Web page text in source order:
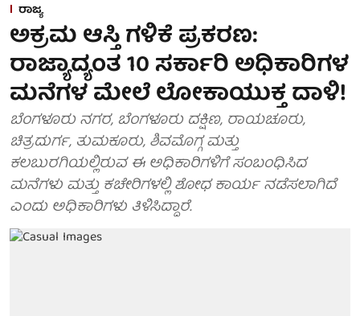
ರಾಜ್ಯ
ಅಕ್ರಮ ಆಸ್ತಿ ಗಳಿಕೆ ಪ್ರಕರಣ:
ರಾಜ್ಯಾದ್ಯಂತ 10 ಸರ್ಕಾರಿ ಅಧಿಕಾರಿಗಳ
ಮನೆಗಳ ಮೇಲೆ ಲೋಕಾಯುಕ್ತ ದಾಳಿ!
ಬೆಂಗಳೂರು ನಗರ, ಬೆಂಗಳೂರು ದಕ್ಷಿಣ, ರಾಯಚೂರು,
ಚಿತ್ರದುರ್ಗ, ತುಮಕೂರು, ಶಿವಮೊಗ್ಗ ಮತ್ತು
ಕಲಬುರಗಿಯಲ್ಲಿರುವ ಈ ಅಧಿಕಾರಿಗಳಿಗೆ ಸಂಬಂಧಿಸಿದ
ಮನೆಗಳು ಮತ್ತು ಕಚೇರಿಗಳಲ್ಲಿ ಶೋಧ ಕಾರ್ಯ ನಡೆಸಲಾಗಿದೆ
ಎಂದು ಅಧಿಕಾರಿಗಳು ತಿಳಿಸಿದ್ದಾರೆ.